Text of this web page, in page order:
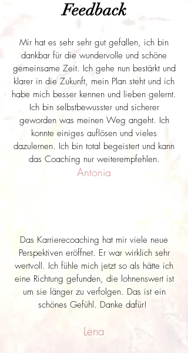
Feedback
Mir hat es sehr sehr gut gefallen, ich bin
dankbar für die wundervolle und schöne
gemeinsame Zeit. Ich gehe nun bestärkt und
klarer in die Zukunft, mein Plan steht und ich
habe mich besser kennen und lieben gelernt.
Ich bin selbstbewusster und sicherer
geworden was meinen Weg angeht. Ich
konnte einiges auflösen und vieles
dazulernen. Ich bin total begeistert und kann
das Coaching nur weiterempfehlen.
Antonia
Das Karrierecoaching hat mir viele neue
Perspektiven eröffnet. Er war wirklich sehr
wertvoll. Ich fühle mich jetzt so als hätte ich
eine Richtung gefunden, die lohnenswert ist
um sie länger zu verfolgen. Das ist ein
schönes Gefühl. Danke dafür!
Lena